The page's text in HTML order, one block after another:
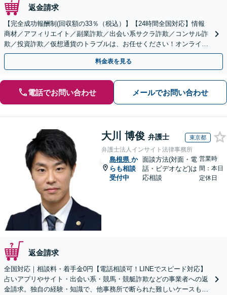
返金請求
【完全成功報酬制(回収額の33％（税込）】【24時間全国対応】情報
商材／アフィリエイト／副業詐欺／出会い系サクラ詐欺／コンサル詐
欺／投資詐欺／仮想通貨のトラブルは、お任せください！オンライン
のみで解決も可能！
料金表を見る
電話でお問い合わせ メールでお問い合わせ
大川 博俊 弁護士 東京都
弁護士法人インサイト法律事務所
島根県 か
らも相談
受付中
面談方法(対面・電
話・ビデオなど)は
応相談
営業時
間：本日
定休日
返金請求
全国対応｜相談料・着手金0円【電話相談可！LINEでスピード対応】
占いアプリやサイト・出会い系・競馬・競艇詐欺などの事業者への返
金請求。独自の経験・知識で、他事務所で断られた難しいケースも解